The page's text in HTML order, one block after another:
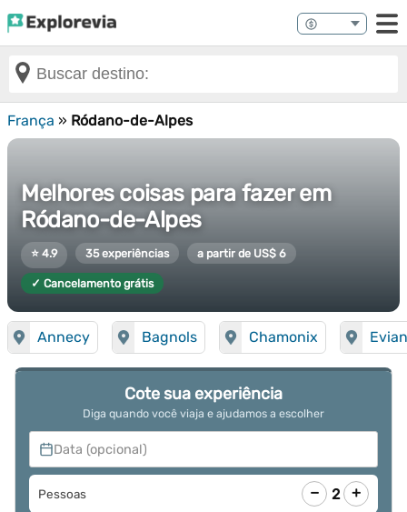
França » Ródano-de-Alpes
Melhores coisas para fazer em
Ródano-de-Alpes
⭐ 4.9 35 experiências a partir de US$ 6
✓ Cancelamento grátis
Annecy Bagnols Chamonix
Cote sua experiência
Diga quando você viaja e ajudamos a escolher
Data (opcional)
Pessoas − 2 +